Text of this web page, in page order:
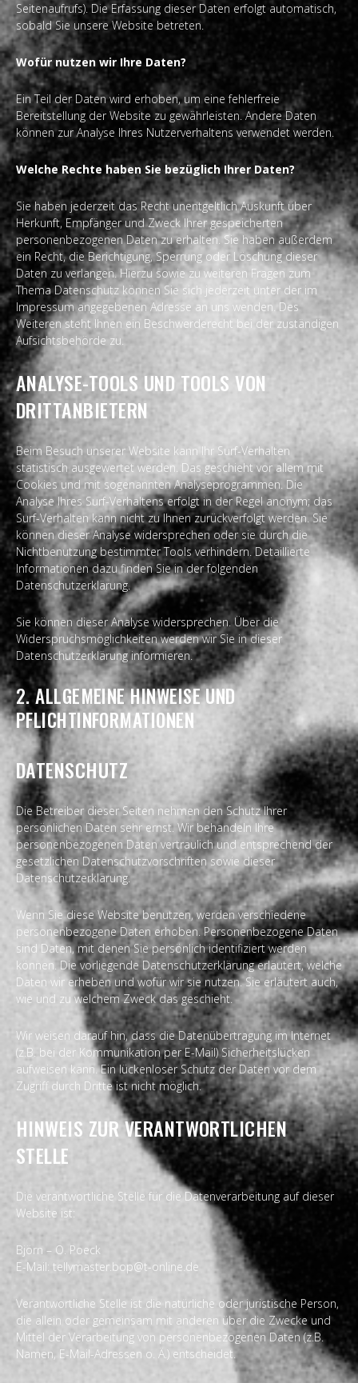
Seitenaufrufs). Die Erfassung dieser Daten erfolgt automatisch,
sobald Sie unsere Website betreten.
Wofür nutzen wir Ihre Daten?
Ein Teil der Daten wird erhoben, um eine fehlerfreie
Bereitstellung der Website zu gewährleisten. Andere Daten
können zur Analyse Ihres Nutzerverhaltens verwendet werden.
Welche Rechte haben Sie bezüglich Ihrer Daten?
Sie haben jederzeit das Recht unentgeltlich Auskunft über
Herkunft, Empfänger und Zweck Ihrer gespeicherten
personenbezogenen Daten zu erhalten. Sie haben außerdem
ein Recht, die Berichtigung, Sperrung oder Löschung dieser
Daten zu verlangen. Hierzu sowie zu weiteren Fragen zum
Thema Datenschutz können Sie sich jederzeit unter der im
Impressum angegebenen Adresse an uns wenden. Des
Weiteren steht Ihnen ein Beschwerderecht bei der zuständigen
Aufsichtsbehörde zu.
ANALYSE-TOOLS UND TOOLS VON
DRITTANBIETERN
Beim Besuch unserer Website kann Ihr Surf-Verhalten
statistisch ausgewertet werden. Das geschieht vor allem mit
Cookies und mit sogenannten Analyseprogrammen. Die
Analyse Ihres Surf-Verhaltens erfolgt in der Regel anonym; das
Surf-Verhalten kann nicht zu Ihnen zurückverfolgt werden. Sie
können dieser Analyse widersprechen oder sie durch die
Nichtbenutzung bestimmter Tools verhindern. Detaillierte
Informationen dazu finden Sie in der folgenden
Datenschutzerklärung.
Sie können dieser Analyse widersprechen. Über die
Widerspruchsmöglichkeiten werden wir Sie in dieser
Datenschutzerklärung informieren.
2. ALLGEMEINE HINWEISE UND
PFLICHTINFORMATIONEN
DATENSCHUTZ
Die Betreiber dieser Seiten nehmen den Schutz Ihrer
persönlichen Daten sehr ernst. Wir behandeln Ihre
personenbezogenen Daten vertraulich und entsprechend der
gesetzlichen Datenschutzvorschriften sowie dieser
Datenschutzerklärung.
Wenn Sie diese Website benutzen, werden verschiedene
personenbezogene Daten erhoben. Personenbezogene Daten
sind Daten, mit denen Sie persönlich identifiziert werden
können. Die vorliegende Datenschutzerklärung erläutert, welche
Daten wir erheben und wofür wir sie nutzen. Sie erläutert auch,
wie und zu welchem Zweck das geschieht.
Wir weisen darauf hin, dass die Datenübertragung im Internet
(z.B. bei der Kommunikation per E-Mail) Sicherheitslücken
aufweisen kann. Ein lückenloser Schutz der Daten vor dem
Zugriff durch Dritte ist nicht möglich.
HINWEIS ZUR VERANTWORTLICHEN
STELLE
Die verantwortliche Stelle für die Datenverarbeitung auf dieser
Website ist:
Björn – O. Poeck
E-Mail: tellymaster.bop@t-online.de
Verantwortliche Stelle ist die natürliche oder juristische Person,
die allein oder gemeinsam mit anderen über die Zwecke und
Mittel der Verarbeitung von personenbezogenen Daten (z.B.
Namen, E-Mail-Adressen o. Ä.) entscheidet.